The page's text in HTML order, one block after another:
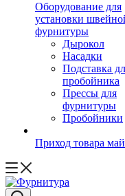
Оборудование для
установки
фурнитуры
Дырокол
Насадки
Подставка
пробойника
Прессы для
фурнитуры
Пробойники
Приход товара май